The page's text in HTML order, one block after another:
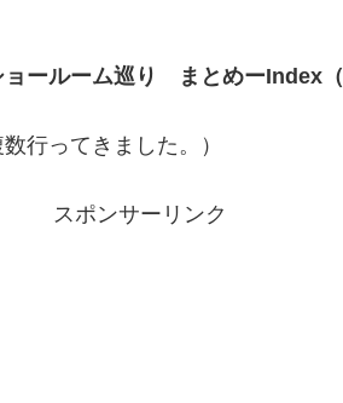
ールーム巡り まとめーIndex（
数行ってきました。）
スポンサーリンク